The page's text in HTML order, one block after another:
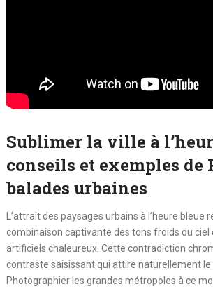
Sublimer la ville à
conseils et exemples de
balades urbaines
L’attrait des paysages urbains à l’heure bleue
combinaison captivante des tons froids du ciel
artificiels chaleureux. Cette contradiction
contraste saisissant qui attire naturellement le
Photographier les grandes métropoles à ce